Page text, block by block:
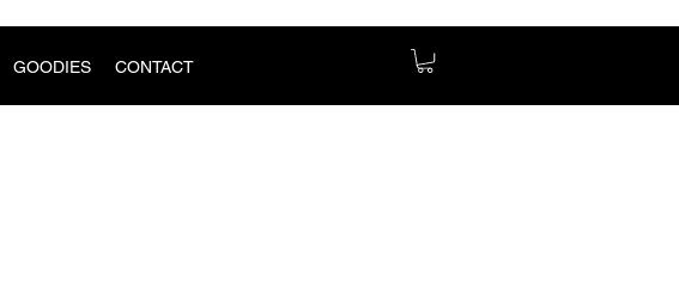
GOODIES CONTACT